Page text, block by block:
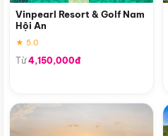
Vinpearl Resort & Golf Nam
Hội An
★ 5.0
Từ4,150,000đ